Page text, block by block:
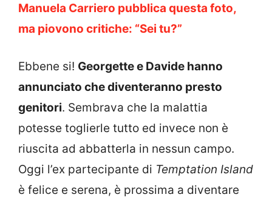
Manuela Carriero pubblica questa foto,
ma piovono critiche: “Sei tu?”
Ebbene si! Georgette e Davide hanno
annunciato che diventeranno presto
genitori. Sembrava che la malattia
potesse toglierle tutto ed invece non è
riuscita ad abbatterla in nessun campo.
Oggi l’ex partecipante di Temptation Island
è felice e serena, è prossima a diventare